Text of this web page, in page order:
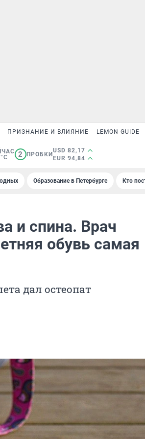
ПРИЗНАНИЕ И ВЛИЯНИЕ LEMON GUIDE
2 ПРОБКИ
USD 82,17
EUR 94,84
Образование в Петербурге Кто
и спина. Врач
обувь самая
дал остеопат